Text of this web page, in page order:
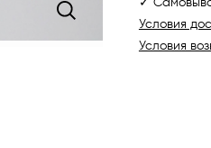
✓
Условия
Условия